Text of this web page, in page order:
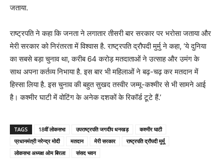
जताया.
राष्ट्रपति ने कहा कि जनता ने लगातार तीसरी बार सरकार पर भरोसा जताया और
मेरी सरकार को निरंतरता में विश्वास है. राष्ट्रपति द्रौपदी मुर्मु ने कहा, ‘ये दुनिया
का सबसे बड़ा चुनाव था, करीब 64 करोड़ मतदाताओं ने उत्साह और उमंग के
साथ अपना कर्तव्य निभाया है. इस बार भी महिलाओं ने बढ़-चढ़ कर मतदान में
हिस्सा लिया है. इस चुनाव की बहुत सुखद तस्वीर जम्मू-कश्मीर से भी सामने आई
है। कश्मीर घाटी में वोटिंग के अनेक दशकों के रिकॉर्ड टूटे हैं.’
TAGS 18वीं लोकसभा उपराष्ट्रपति जगदीप धनखड़
कश्मीर घाटी
प्रधानमंत्री नरेन्द्र मोदी
मतदान मेरी सरकार
राष्ट्रपति द्रौपदी मुर्मू
लोकसभा अध्यक्ष ओम बिरला
संसद भवन